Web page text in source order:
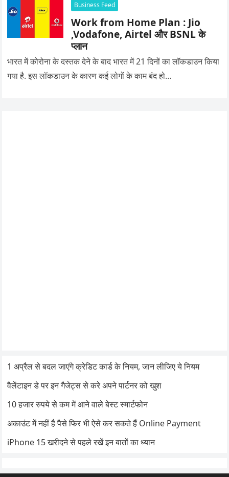
Business Feed
Work from Home Plan : Jio
,Vodafone, Airtel और BSNL के
प्लान
भारत में कोरोना के दस्तक देने के बाद भारत में 21 दिनों का लॉकडाउन किया
गया है. इस लॉकडाउन के कारण कई लोगों के काम बंद हो…
1 अप्रैल से बदल जाएंगे क्रेडिट कार्ड के नियम, जान लीजिए ये नियम
वैलेंटाइन डे पर इन गैजेट्स से करे अपने पार्टनर को खुश
10 हजार रुपये से कम में आने वाले बेस्ट स्मार्टफोन
अकाउंट में नहीं है पैसे फिर भी ऐसे कर सकते हैं Online Payment
iPhone 15 खरीदने से पहले रखें इन बातों का ध्यान